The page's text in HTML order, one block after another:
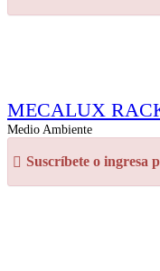
MECALUX
Medio Ambiente
Suscríbete o ingresa